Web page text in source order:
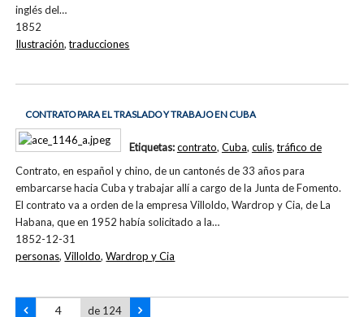
inglés del…
1852
Ilustración,traducciones
CONTRATO PARA EL TRASLADO Y TRABAJO EN CUBA
Contrato, en español y chino, de un cantonés de 33 años para
embarcarse hacia Cuba y trabajar allí a cargo de la Junta de Fomento.
El contrato va a orden de la empresa Villoldo, Wardrop y Cia, de La
Habana, que en 1952 había solicitado a la…
1852-12-31
Etiquetas:contrato, Cuba, culis,tráfico de
personas,Villoldo,Wardrop y Cia
de 124